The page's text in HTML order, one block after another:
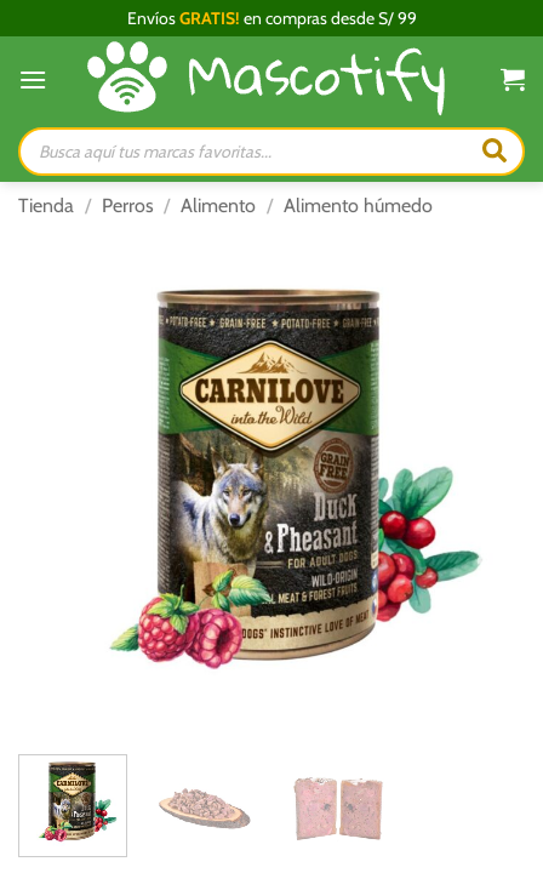
al
contenido
EnvíosGRATIS! en compras desde S/ 99
Búsqueda
de
productos
Tienda / Perros / Alimento / Alimento húmedo